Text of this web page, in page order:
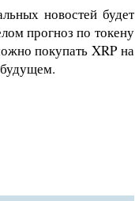
новостей будет
прогноз по токену
покупать XRP на